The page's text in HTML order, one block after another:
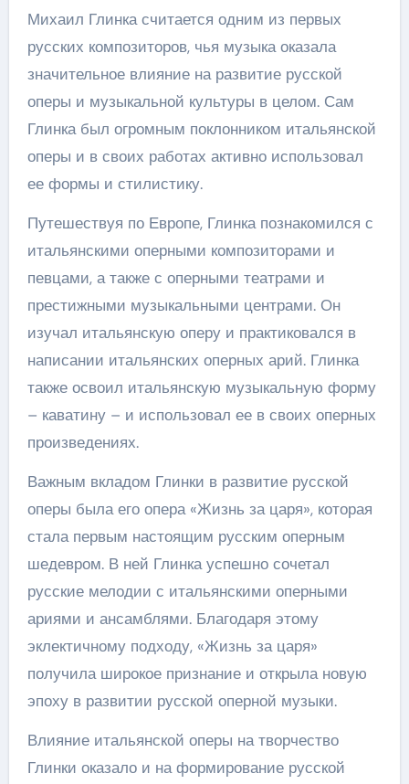
Михаил Глинка считается одним из первых
русских композиторов, чья музыка оказала
значительное влияние на развитие русской
оперы и музыкальной культуры в целом. Сам
Глинка был огромным поклонником итальянской
оперы и в своих работах активно использовал
ее формы и стилистику.
Путешествуя по Европе, Глинка познакомился с
итальянскими оперными композиторами и
певцами, а также с оперными театрами и
престижными музыкальными центрами. Он
изучал итальянскую оперу и практиковался в
написании итальянских оперных арий. Глинка
также освоил итальянскую музыкальную форму
– каватину – и использовал ее в своих оперных
произведениях.
Важным вкладом Глинки в развитие русской
оперы была его опера «Жизнь за царя», которая
стала первым настоящим русским оперным
шедевром. В ней Глинка успешно сочетал
русские мелодии с итальянскими оперными
ариями и ансамблями. Благодаря этому
эклектичному подходу, «Жизнь за царя»
получила широкое признание и открыла новую
эпоху в развитии русской оперной музыки.
Влияние итальянской оперы на творчество
Глинки оказало и на формирование русской